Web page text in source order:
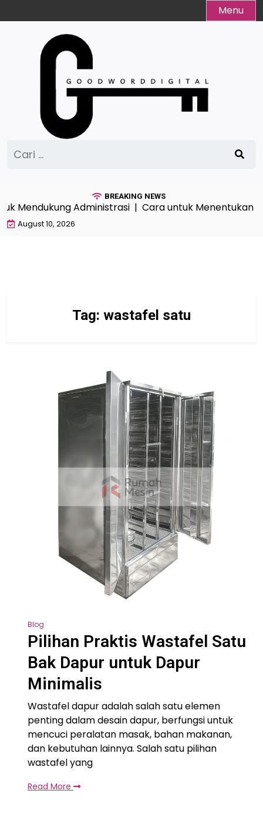
to
Menu
untuk:
BREAKING NEWS
Mendukung Administrasi | Cara untuk Menentukan
August 10, 2026
Tag: wastafel satu
Blog
Pilihan Praktis Wastafel Satu
Bak Dapur untuk Dapur
Minimalis
Wastafel dapur adalah salah satu elemen
penting dalam desain dapur, berfungsi untuk
mencuci peralatan masak, bahan makanan,
dan kebutuhan lainnya. Salah satu pilihan
wastafel yang
Read More